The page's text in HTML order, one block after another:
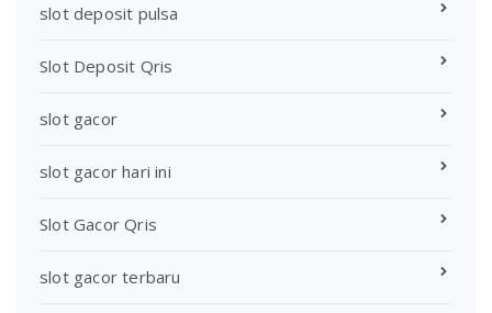
slot deposit pulsa
Slot Deposit Qris
slot gacor
slot gacor hari ini
Slot Gacor Qris
slot gacor terbaru